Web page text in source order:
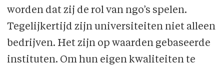
worden dat zij de rol van ngo’s spelen.
Tegelijkertijd zijn universiteiten niet alleen
bedrijven. Het zijn op waarden gebaseerde
instituten. Om hun eigen kwaliteiten te